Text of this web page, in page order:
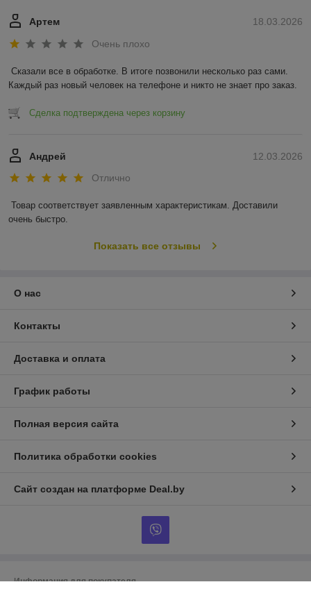
18.03.2026
Артем
Очень плохо
Сказали все в обработке. В итоге позвонили несколько раз сами.
Каждый раз новый человек на телефоне и никто не знает про заказ.
Сделка подтверждена через корзину
12.03.2026
Андрей
Отлично
Товар соответствует заявленным характеристикам. Доставили
очень быстро.
Показать все отзывы
О нас
Контакты
Доставка и оплата
График работы
Полная версия сайта
Политика обработки cookies
Сайт создан на платформе Deal.by
Информация для покупателя